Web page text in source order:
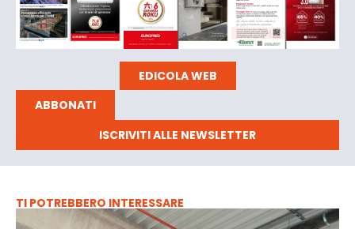
EDICOLA WEB
ABBONATI
ISCRIVITI ALLE NEWSLETTER
TI POTREBBERO INTERESSARE